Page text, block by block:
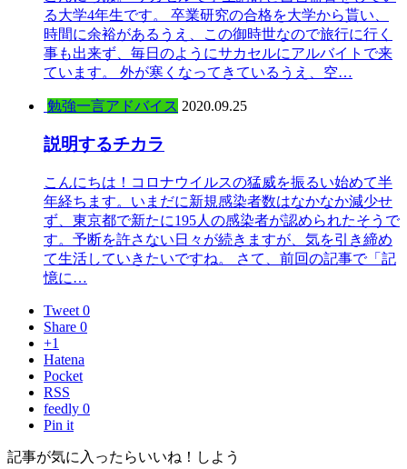
る大学4年生です。 卒業研究の合格を大学から貰い、
時間に余裕があるうえ、この御時世なので旅行に行く
事も出来ず、毎日のようにサカセルにアルバイトで来
ています。 外が寒くなってきているうえ、空…
勉強一言アドバイス 2020.09.25
説明するチカラ
こんにちは！コロナウイルスの猛威を振るい始めて半
年経ちます。いまだに新規感染者数はなかなか減少せ
ず、東京都で新たに195人の感染者が認められたそうで
す。予断を許さない日々が続きますが、気を引き締め
て生活していきたいですね。 さて、前回の記事で「記
憶に…
Tweet 0
Share 0
+1
Hatena
Pocket
RSS
feedly 0
Pin it
記事が気に入ったらいいね！しよう